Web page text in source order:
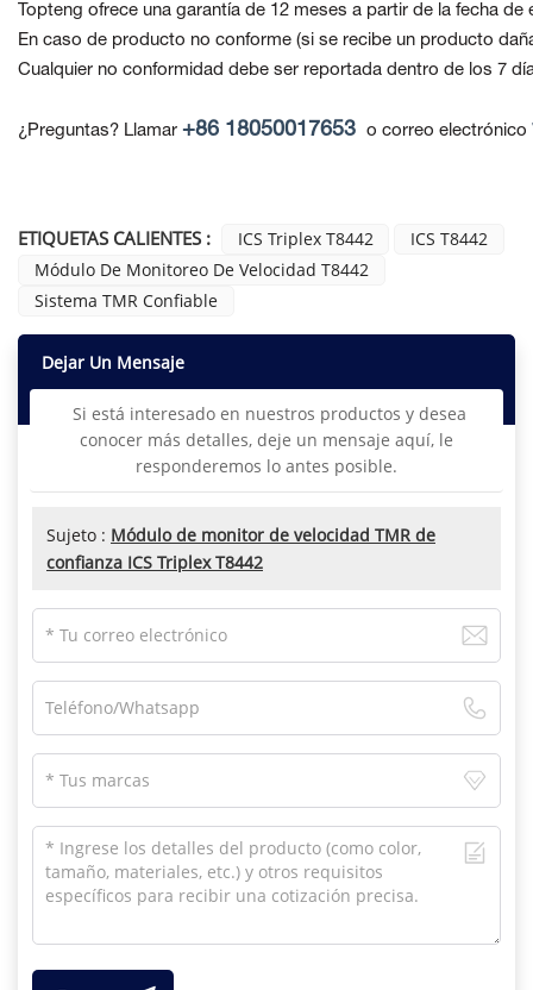
Topteng ofrece una garantía de 12 meses a partir de la fecha de
En caso de producto no conforme (si se recibe un producto
Cualquier no conformidad debe ser reportada dentro de los 7
¿Preguntas? Llamar +86 18050017653 o correo electrónico
ETIQUETAS CALIENTES : ICS Triplex T8442
ICS T8442
Módulo De Monitoreo De Velocidad T8442
Sistema TMR Confiable
Dejar Un Mensaje
Si está interesado en nuestros productos y desea
conocer más detalles, deje un mensaje aquí, le
responderemos lo antes posible.
Sujeto : Módulo de monitor de velocidad TMR de
confianza ICS Triplex T8442